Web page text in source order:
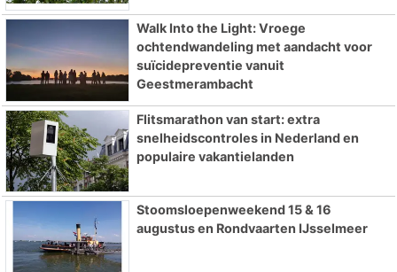
Walk Into the Light: Vroege
ochtendwandeling met aandacht voor
suïcidepreventie vanuit
Geestmerambacht
Flitsmarathon van start: extra
snelheidscontroles in Nederland en
populaire vakantielanden
Stoomsloepenweekend 15 & 16
augustus en Rondvaarten IJsselmeer